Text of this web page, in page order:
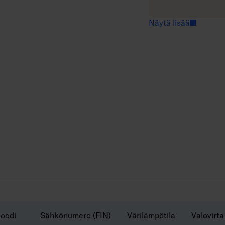
ä
e
Näytä lisää
Sähkönumero (FIN) Värilämpötila Valovirta